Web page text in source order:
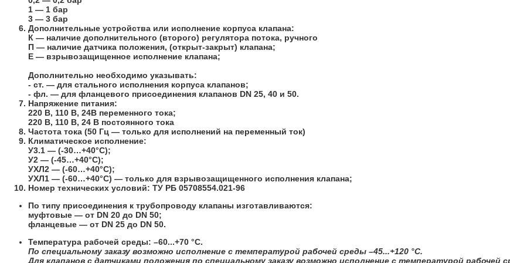
1 — 1 бар
3 — 3 бар
Дополнительные устройства или исполнение корпуса клапана:
К — наличие дополнительного (второго) регулятора потока, ручного
П — наличие датчика положения, (открыт-закрыт) клапана;
Е — взрывозащищенное исполнение клапана;
Дополнительно необходимо указывать:
- ст. — для стального исполнения корпуса клапанов;
- фл. — для фланцевого присоединения клапанов DN 25, 40 и 50.
Напряжение питания:
220 В, 110 В, 24В переменного тока;
220 В, 110 В, 24 В постоянного тока
Частота тока (50 Гц — только для исполнений на переменный ток)
Климатическое исполнение:
У3.1 — (-30…+40°С);
У2 — (-45…+40°С);
УХЛ2 — (-60…+40°С);
УХЛ1 — (-60…+40°С) — только для взрывозащищенного исполнения клапана;
Номер технических условий: ТУ РБ 05708554.021-96
По типу присоединения к трубопроводу клапаны изготавливаются:
муфтовые — от DN 20 до DN 50;
фланцевые — от DN 25 до DN 50.
Температура рабочей среды: –60...+70 °C.
По специальному заказу возможно исполнение с температурой рабочей среды –45...+120 °C.
Для клапанов с датчиками положения по специальному заказу возможно исполнение с температурой рабочей